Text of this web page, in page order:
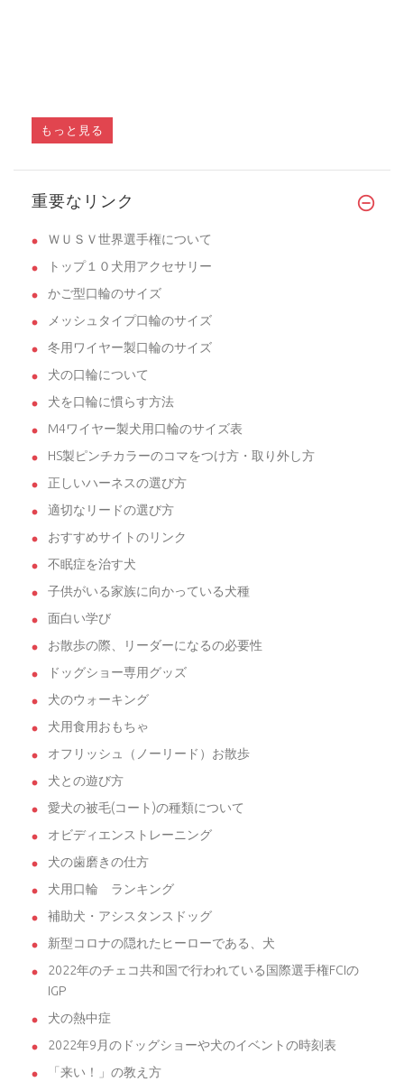
もっと見る
重要なリンク
ＷＵＳＶ世界選手権について
トップ１０犬用アクセサリー
かご型口輪のサイズ
メッシュタイプ口輪のサイズ
冬用ワイヤー製口輪のサイズ
犬の口輪について
犬を口輪に慣らす方法
M4ワイヤー製犬用口輪のサイズ表
HS製ピンチカラーのコマをつけ方・取り外し方
正しいハーネスの選び方
適切なリードの選び方
おすすめサイトのリンク
不眠症を治す犬
子供がいる家族に向かっている犬種
面白い学び
お散歩の際、リーダーになるの必要性
ドッグショー専用グッズ
犬のウォーキング
犬用食用おもちゃ
オフリッシュ（ノーリード）お散歩
犬との遊び方
愛犬の被毛(コート)の種類について
オビディエンストレーニング
犬の歯磨きの仕方
犬用口輪 ランキング
補助犬・アシスタンスドッグ
新型コロナの隠れたヒーローである、犬
2022年のチェコ共和国で行われている国際選手権FCIの
IGP
犬の熱中症
2022年9月のドッグショーや犬のイベントの時刻表
「来い！」の教え方